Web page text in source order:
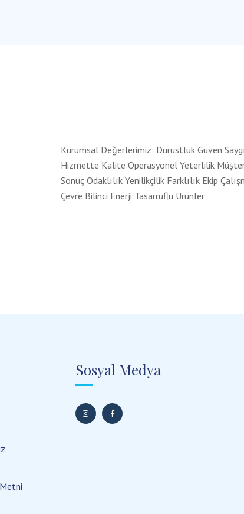
Kurumsal Değerlerimiz; Dürüstlük Güven
Hizmette Kalite Operasyonel Yeterlilik
Sonuç Odaklılık Yenilikçilik Farklılık Ekip
Çevre Bilinci Enerji Tasarruflu Ürünler
Sosyal Medya